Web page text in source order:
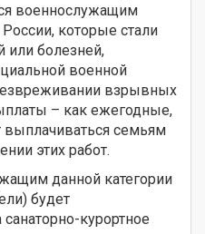
военнослужащим
которые стали
или болезней,
военной
взрывных
– как ежегодные,
семьям
этих работ.
данной категории
будет
курортное